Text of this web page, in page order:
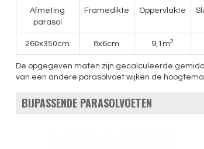
Afmeting
parasol
Framedikte Oppervlakte
260x350cm 8x6cm 9,1m2
De opgegeven maten zijn gecalculeerde
van een andere parasolvoet wijken de
BIJPASSENDE PARASOLVOETEN